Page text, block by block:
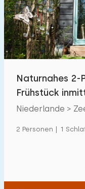
Schwimmbad
Eingezäunter
Haustierfrei
Ladestation
Naturnahes 2-
Frühstück
Niederlande >
2 Personen | 1